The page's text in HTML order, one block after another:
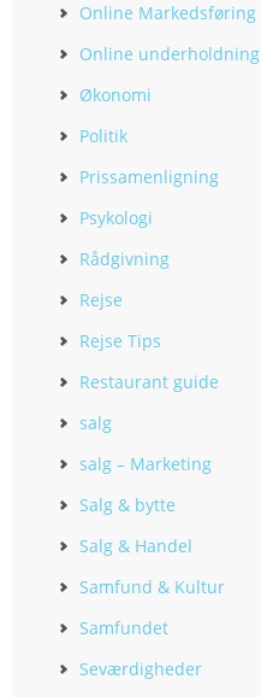
Online Markedsføring
Online underholdning
Økonomi
Politik
Prissamenligning
Psykologi
Rådgivning
Rejse
Rejse Tips
Restaurant guide
salg
salg – Marketing
Salg & bytte
Salg & Handel
Samfund & Kultur
Samfundet
Seværdigheder